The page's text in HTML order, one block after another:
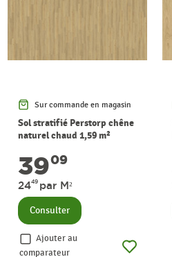
Sur commande en magasin
Sol stratifié Perstorp chêne
naturel chaud 1,59 m²
3909
2449 par M²
Consulter
Ajouter au
comparateur